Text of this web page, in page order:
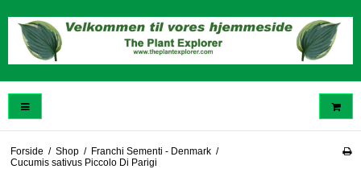
Forside / Shop / Franchi Sementi - Denmark /
Cucumis sativus Piccolo Di Parigi